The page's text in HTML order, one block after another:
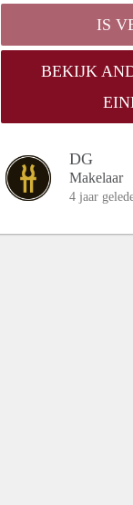
IS
BEKIJK
DG
Makelaar
4 jaar